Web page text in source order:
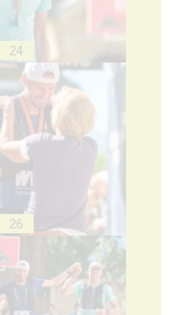
24
26